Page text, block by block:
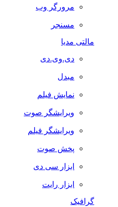
مرورگر وب
مسنجر
مالتی مدیا
دی.وی.دی
مبدل
نمایش فیلم
ویرایشگر صوت
ویرایشگر فیلم
پخش صوت
ابزار سی دی
ابزار رایت
گرافیک